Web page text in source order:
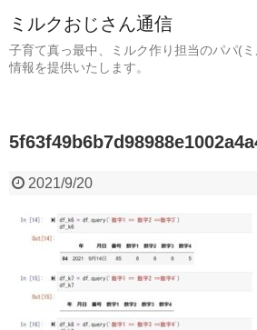
ミルクおじさん通信
子育て真っ最中、ミルク作り担当のパパ(
情報を提供いたします。
2021/9/20